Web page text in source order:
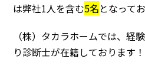
は弊社1人を含む5名となって
（株）タカラホームでは、経
り診断士が在籍しております！